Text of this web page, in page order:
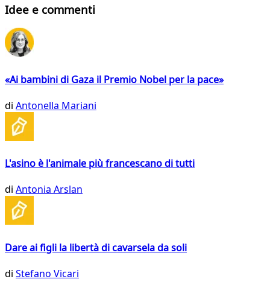
Idee e commenti
«Ai bambini di Gaza il Premio Nobel per la pace»
di Antonella Mariani
L'asino è l'animale più francescano di tutti
di Antonia Arslan
Dare ai figli la libertà di cavarsela da soli
di Stefano Vicari